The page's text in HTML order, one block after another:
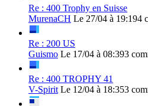
Re : 400 Trophy en Suisse
MurenaCH Le 27/04 à 19:194
Re : 200 US
Guismo Le 17/04 à 08:393
Re : 400 TROPHY 41
V-Spirit Le 12/04 à 18:353